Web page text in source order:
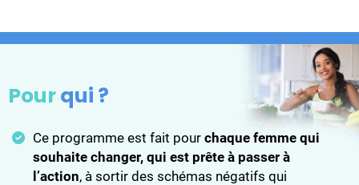
Pourqui ?
Ce programme est fait pour chaque femme qui
souhaite changer, qui est prête à passer à
l’action, à sortir des schémas négatifs qui